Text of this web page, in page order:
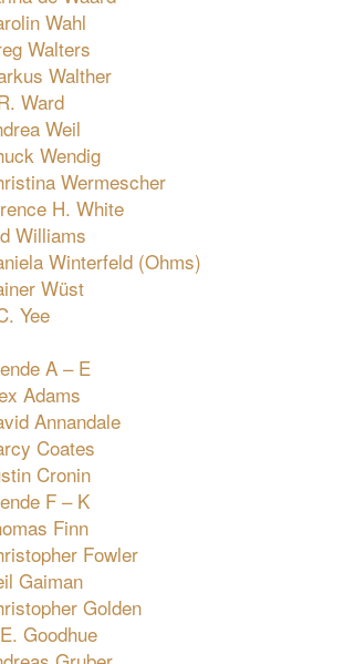
Wahl
Walters
Walther
Ward
Weil
Wendig
Wermescher
H. White
Williams
Winterfeld (Ohms)
Wüst
Yee
A – E
Adams
Annandale
Coates
Cronin
F – K
Finn
Fowler
Gaiman
Golden
Goodhue